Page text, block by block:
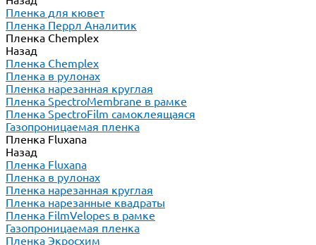
Пленка для кювет
Пленка Перрл Аналитик
Пленка Chemplex
Назад
Пленка Chemplex
Пленка в рулонах
Пленка нарезанная круглая
Пленка SpectroMembrane в рамке
Пленка SpectroFilm самоклеящаяся
Газопроницаемая пленка
Пленка Fluxana
Назад
Пленка Fluxana
Пленка в рулонах
Пленка нарезанная круглая
Пленка нарезанные квадраты
Пленка FilmVelopes в рамке
Газопроницаемая пленка
Пленка Экросхим